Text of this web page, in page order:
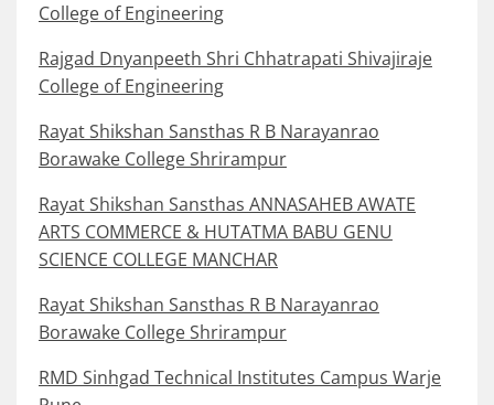
College of Engineering
Rajgad Dnyanpeeth Shri Chhatrapati Shivajiraje
College of Engineering
Rayat Shikshan Sansthas R B Narayanrao
Borawake College Shrirampur
Rayat Shikshan Sansthas ANNASAHEB AWATE
ARTS COMMERCE & HUTATMA BABU GENU
SCIENCE COLLEGE MANCHAR
Rayat Shikshan Sansthas R B Narayanrao
Borawake College Shrirampur
RMD Sinhgad Technical Institutes Campus Warje